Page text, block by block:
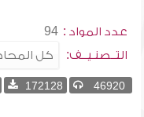
عدد المواد : 94
التــصنـيــف:
46920
172128